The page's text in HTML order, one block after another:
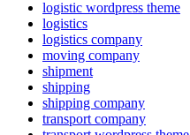
logistic wordpress theme
logistics
logistics company
moving company
shipment
shipping
shipping company
transport company